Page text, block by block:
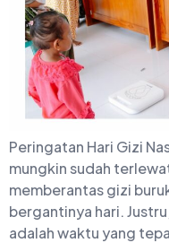
Peringatan Hari Gizi
mungkin sudah
memberantas gizi
bergantinya hari.
adalah waktu yang